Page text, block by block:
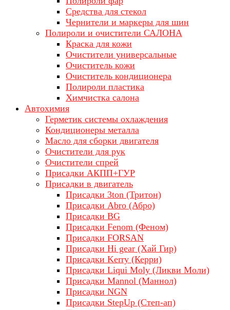
Средства для стекол
Чернители и маркеры для шин
Полироли и очистители САЛОНА
Краска для кожи
Очистители универсальные
Очиститель кожи
Очиститель кондиционера
Полироли пластика
Химчистка салона
Автохимия
Герметик системы охлаждения
Кондиционеры металла
Масло для сборки двигателя
Очистители для рук
Очистители спрей
Присадки АКПП+ГУР
Присадки в двигатель
Присадки 3ton (Тритон)
Присадки Abro (Абро)
Присадки BG
Присадки Fenom (Феном)
Присадки FORSAN
Присадки Hi gear (Хай Гир)
Присадки Kerry (Керри)
Присадки Liqui Moly (Ликви Моли)
Присадки Mannol (Маннол)
Присадки NGN
Присадки StepUp (Степ-ап)